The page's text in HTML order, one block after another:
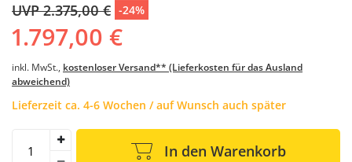
UVP 2.375,00 € -24%
1.797,00 €
inkl. MwSt., kostenloser Versand** (Lieferkosten für das Ausland
abweichend)
Lieferzeit ca. 4-6 Wochen / auf Wunsch auch später
In den Warenkorb